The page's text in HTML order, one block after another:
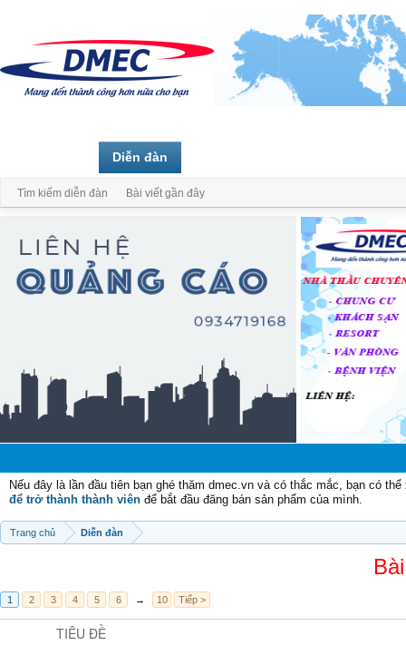
Nếu đây là lần đầu tiên bạn ghé thăm dmec.vn và có thắc mắc, bạn có
để trở thành thành viên để bắt đầu đăng bán sản phẩm của mình.
Trang chủ Diễn đàn
1 2 3 4 5 6 → 10 Tiếp >
TIÊU ĐỀ
Diễn đàn
Tìm kiếm diễn đàn Bài viết gần đây